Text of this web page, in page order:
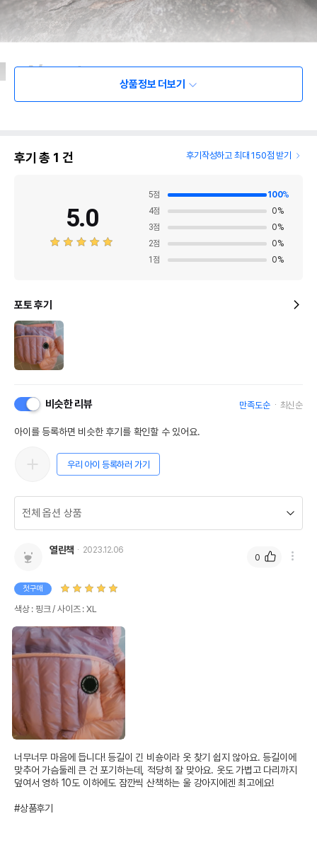
상품정보 더보기
후기 총 1 건 후기작성하고 최대 150점 받기
5.0
5점 100%
4점 0%
3점 0%
2점 0%
1 점 0%
포토 후기
비슷한 리뷰 만족도순 최신순
아이를 등록하면 비슷한 후기를 확인할 수 있어요.
우리 아이 등록하러 가기
열린책 2023.12.06
첫구매
색상 : 핑크 / 사이즈 : XL
너무너무 마음에 듭니다! 등길이 긴 비숑이라 옷 찾기 쉽지 않아요. 등길이에
맞추어 가슴둘레 큰 건 포기하는데, 적당히 잘 맞아요. 옷도 가볍고 다리까지
덮여서 영하 10도 이하에도 잠깐씩 산책하는 울 강아지에겐 최고에요!
#상품후기
0